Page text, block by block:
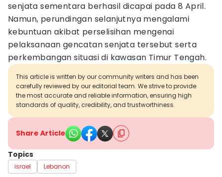
senjata sementara berhasil dicapai pada 8 April.
Namun, perundingan selanjutnya mengalami
kebuntuan akibat perselisihan mengenai
pelaksanaan gencatan senjata tersebut serta
perkembangan situasi di kawasan Timur Tengah.
This article is written by our community writers and has been
carefully reviewed by our editorial team. We strive to provide
the most accurate and reliable information, ensuring high
standards of quality, credibility, and trustworthiness.
Share Article
Topics
israel Lebanon